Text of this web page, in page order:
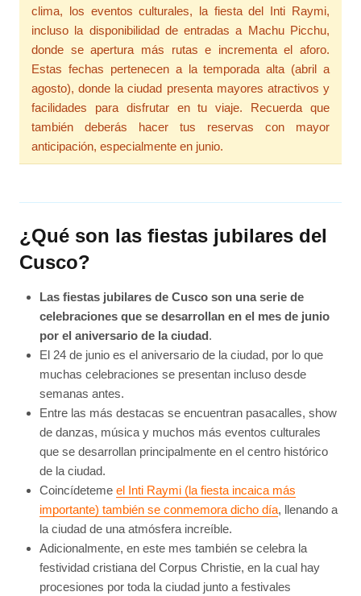
clima, los eventos culturales, la fiesta del Inti Raymi,
incluso la disponibilidad de entradas a Machu Picchu,
donde se apertura más rutas e incrementa el aforo.
Estas fechas pertenecen a la temporada alta (abril a
agosto), donde la ciudad presenta mayores atractivos y
facilidades para disfrutar en tu viaje. Recuerda que
también deberás hacer tus reservas con mayor
anticipación, especialmente en junio.
¿Qué son las fiestas jubilares del
Cusco?
Las fiestas jubilares de Cusco son una serie de
celebraciones que se desarrollan en el mes de junio
por el aniversario de la ciudad.
El 24 de junio es el aniversario de la ciudad, por lo que
muchas celebraciones se presentan incluso desde
semanas antes.
Entre las más destacas se encuentran pasacalles, show
de danzas, música y muchos más eventos culturales
que se desarrollan principalmente en el centro histórico
de la ciudad.
Coincídeteme el Inti Raymi (la fiesta incaica más
importante) también se conmemora dicho día, llenando a
la ciudad de una atmósfera increíble.
Adicionalmente, en este mes también se celebra la
festividad cristiana del Corpus Christie, en la cual hay
procesiones por toda la ciudad junto a festivales